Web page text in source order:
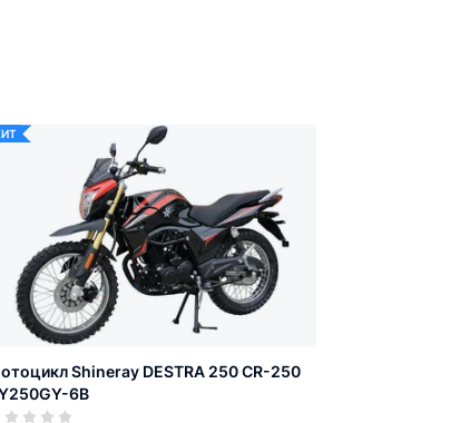
Shineray DESTRA 250 CR-250
6B